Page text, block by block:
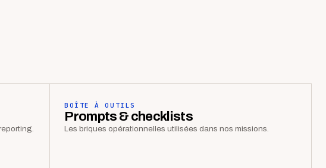
BOÎTE À OUTILS
Prompts & checklists
Les briques opérationnelles utilisées dans nos missions.